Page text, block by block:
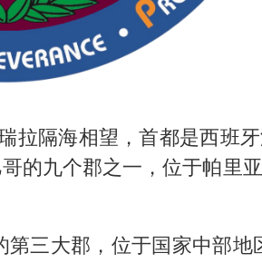
隔海相望，首都是西班牙
的九个郡之一，位于帕里
三大郡，位于国家中部地